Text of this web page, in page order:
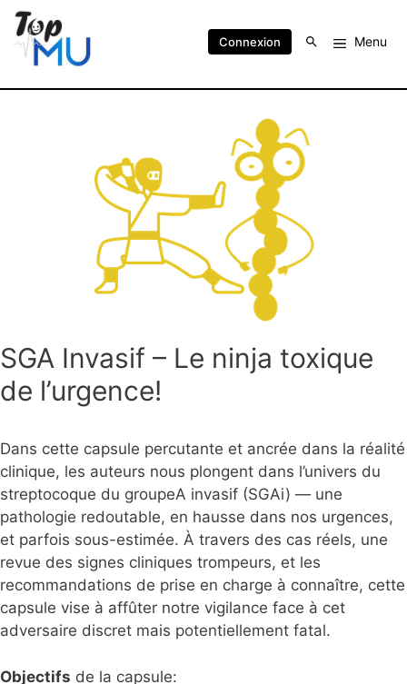
Connexion Menu
SGA Invasif – Le ninja toxique
de l’urgence!
Dans cette capsule percutante et ancrée dans la réalité
clinique, les auteurs nous plongent dans l’univers du
streptocoque du groupeA invasif (SGAi) — une
pathologie redoutable, en hausse dans nos urgences,
et parfois sous-estimée. À travers des cas réels, une
revue des signes cliniques trompeurs, et les
recommandations de prise en charge à connaître, cette
capsule vise à affûter notre vigilance face à cet
adversaire discret mais potentiellement fatal.
Objectifs de la capsule: